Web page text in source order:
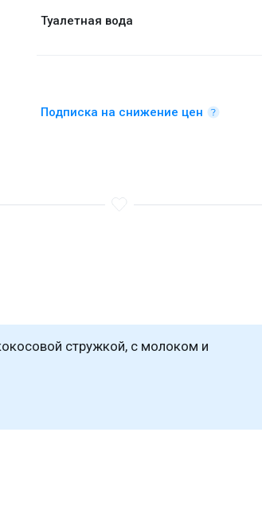
Туалетная вода
Подписка на снижение цен
стружкой, с молоком и